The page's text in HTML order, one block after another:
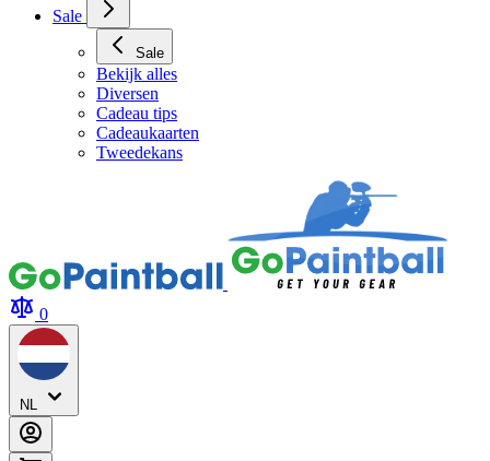
Sale
Sale
Bekijk alles
Diversen
Cadeau tips
Cadeaukaarten
Tweedekans
0
NL